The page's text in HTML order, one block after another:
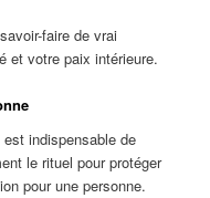
faire de vrai
et votre paix intérieure.
indispensable de
le rituel pour protéger
pour une personne.